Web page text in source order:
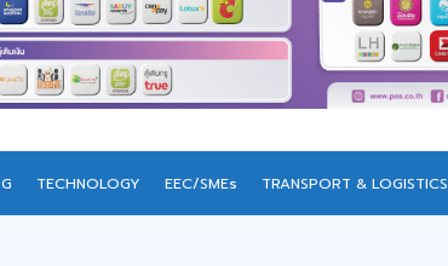
TECHNOLOGY EEC/SMEs TRANSPORT & LOGISTICS